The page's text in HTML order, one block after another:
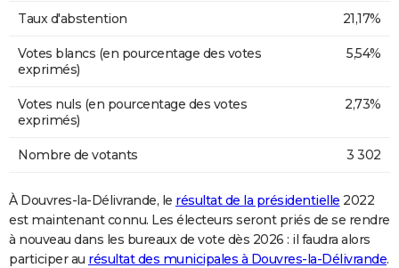
Taux d'abstention 21,17%
Votes blancs (en pourcentage des votes
exprimés)
5,54%
Votes nuls (en pourcentage des votes
exprimés)
2,73%
Nombre de votants 3 302
À Douvres-la-Délivrande, le résultat de la présidentielle 2022
est maintenant connu. Les électeurs seront priés de se rendre
à nouveau dans les bureaux de vote dès 2026 : il faudra alors
participer au résultat des municipales à Douvres-la-Délivrande.